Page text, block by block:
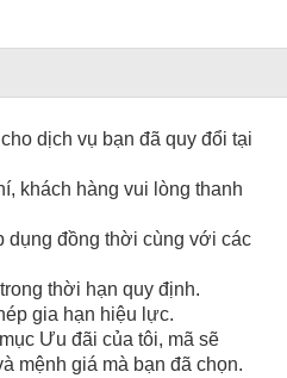
dịch vụ bạn đã quy đổi tại
khách hàng vui lòng thanh
dụng đồng thời cùng với các
thời hạn quy định.
gia hạn hiệu lực.
Ưu đãi của tôi, mã sẽ
mệnh giá mà bạn đã chọn.